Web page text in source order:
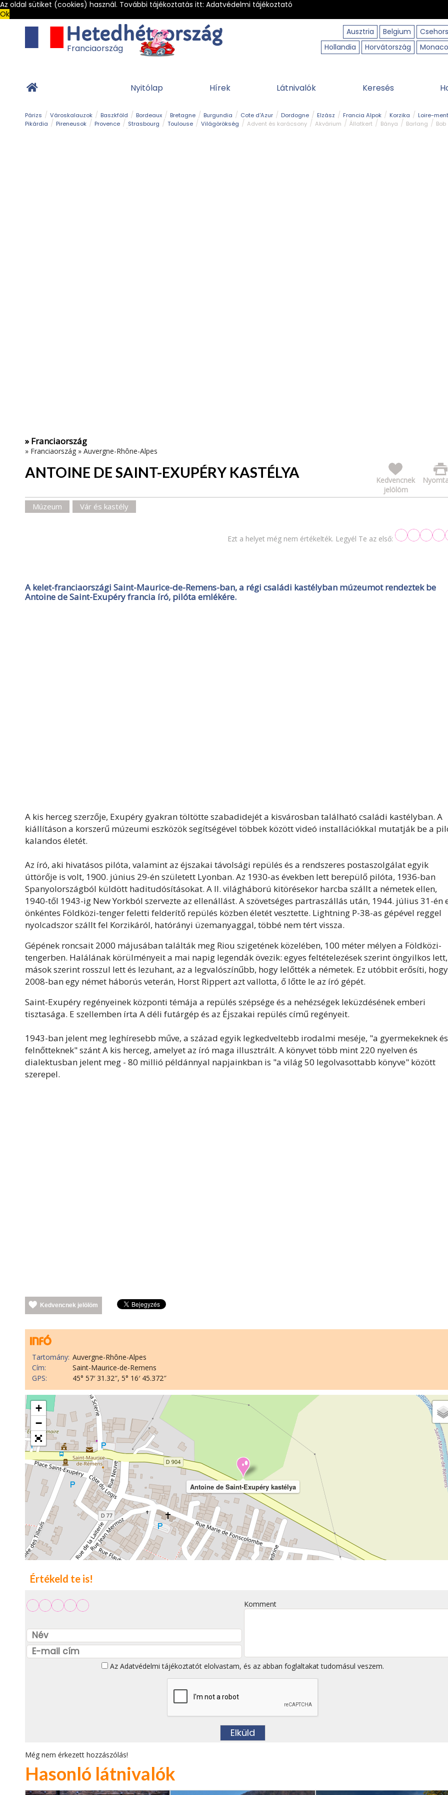
Az oldal sütiket (cookies) használ. További tájékoztatás itt: Adatvédelmi tájékoztató
Ok
Ausztria
Belgium
Hollandia
Horvátország Monaco
Franciaország
Nyitólap Hírek Látnivalók Keresés
Párizs Városkalauzok Baszkföld Bordeaux Bretagne Burgundia Cote d'Azur Dordogne Elzász Francia Alpok Korzika
Loire-
Pikárdia
Pireneusok Provence Strasbourg Toulouse Világörökség Advent és karácsony Akvárium Állatkert Bánya Barlang
Bob
» Franciaország
» Franciaország » Auvergne-Rhône-Alpes
ANTOINE DE SAINT-EXUPÉRY KASTÉLYA
Kedvencnek
jelölöm
Múzeum Vár és kastély
Ezt a helyet még nem értékelték. Legyél Te az első:
A kelet-franciaországi Saint-Maurice-de-Remens-ban, a régi családi kastélyban múzeumot rendeztek be
Antoine de Saint-Exupéry francia író, pilóta emlékére.
A kis herceg szerzője, Exupéry gyakran töltötte szabadidejét a kisvárosban található családi kastélyban. A
kiállításon a korszerű múzeumi eszközök segítségével többek között videó installációkkal mutatják be a
kalandos életét.
Az író, aki hivatásos pilóta, valamint az éjszakai távolsági repülés és a rendszeres postaszolgálat egyik
úttörője is volt, 1900. június 29-én született Lyonban. Az 1930-as években lett berepülő pilóta, 1936-ban
Spanyolországból küldött haditudósításokat. A II. világháború kitörésekor harcba szállt a németek ellen,
1940-től 1943-ig New Yorkból szervezte az ellenállást. A szövetséges partraszállás után, 1944. július 31-én
önkéntes Földközi-tenger feletti felderítő repülés közben életét vesztette. Lightning P-38-as gépével reggel
nyolcadszor szállt fel Korzikáról, hatórányi üzemanyaggal, többé nem tért vissza.
Gépének roncsait 2000 májusában találták meg Riou szigetének közelében, 100 méter mélyen a Földközi-
tengerben. Halálának körülményeit a mai napig legendák övezik: egyes feltételezések szerint öngyilkos lett,
mások szerint rosszul lett és lezuhant, az a legvalószínűbb, hogy lelőtték a németek. Ez utóbbit erősíti, hogy
2008-ban egy német háborús veterán, Horst Rippert azt vallotta, ő lőtte le az író gépét.
Saint-Exupéry regényeinek központi témája a repülés szépsége és a nehézségek leküzdésének emberi
tisztasága. E szellemben írta A déli futárgép és az Éjszakai repülés című regényeit.
1943-ban jelent meg leghíresebb műve, a század egyik legkedveltebb irodalmi meséje, "a gyermekeknek és
felnőtteknek" szánt A kis herceg, amelyet az író maga illusztrált. A könyvet több mint 220 nyelven és
dialektusban jelent meg - 80 millió példánnyal napjainkban is "a világ 50 legolvasottabb könyve" között
szerepel.
Kedvencnek jelölöm
Tartomány: Auvergne-Rhône-Alpes
Cím:
Saint-Maurice-de-Remens
GPS:
45° 57′ 31.32″, 5° 16′ 45.372″
Antoine de Saint-Exupéry kastélya
+
−
Értékeld te is!
Komment
Az Adatvédelmi tájékoztatót elolvastam, és az abban foglaltakat tudomásul veszem.
Még nem érkezett hozzászólás!
Hasonló látnivalók